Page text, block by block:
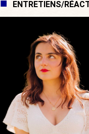
ENTRETIENS/